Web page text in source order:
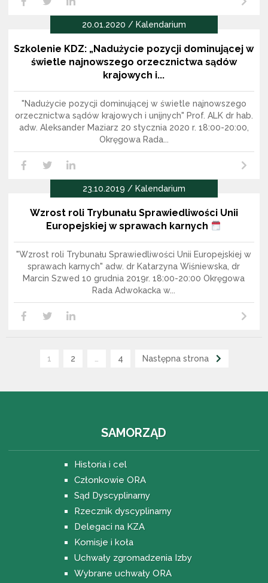
LikedIn
20.01.2020 / Kalendarium
Szkolenie KDZ: „Nadużycie pozycji dominującej w
świetle najnowszego orzecznictwa sądów
krajowych i...
"Nadużycie pozycji dominującej w świetle najnowszego
orzecznictwa sądów krajowych i unijnych" Prof. ALK dr hab.
adw. Aleksander Maziarz 20 stycznia 2020 r. 18:00-20:00,
Okręgowa Rada...
LikedIn
23.10.2019 / Kalendarium
Wzrost roli Trybunału Sprawiedliwości Unii
Europejskiej w sprawach karnych
"Wzrost roli Trybunału Sprawiedliwości Unii Europejskiej w
sprawach karnych" adw. dr Katarzyna Wiśniewska, dr
Marcin Szwed 10 grudnia 2019r. 18:00-20:00 Okręgowa
Rada Adwokacka w...
1 2 … 4 Następna strona
SAMORZĄD
Historia i cel
Członkowie ORA
Sąd Dyscyplinarny
Rzecznik dyscyplinarny
Delegaci na KZA
Komisje i koła
Uchwały zgromadzenia Izby
Wybrane uchwały ORA